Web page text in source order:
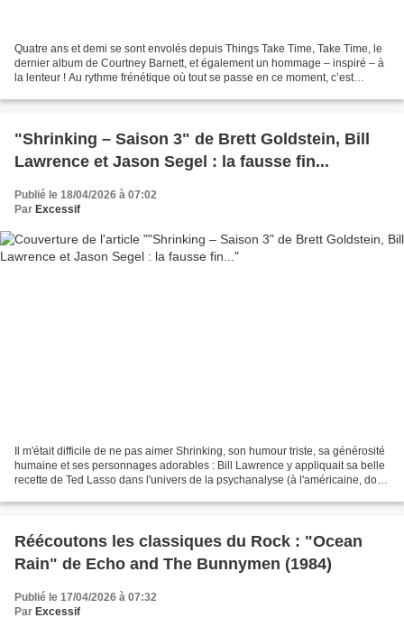
Quatre ans et demi se sont envolés depuis Things Take Time, Take Time, le
dernier album de Courtney Barnett, et également un hommage – inspiré – à
la lenteur ! Au rythme frénétique où tout se passe en ce moment, c’est
"Shrinking – Saison 3" de Brett Goldstein, Bill
Lawrence et Jason Segel : la fausse fin...
Publié le 18/04/2026 à 07:02
Par Excessif
Il m'était difficile de ne pas aimer Shrinking, son humour triste, sa générosité
humaine et ses personnages adorables : Bill Lawrence y appliquait sa belle
recette de Ted Lasso dans l'univers de la psychanalyse (à l'américaine, donc
Réécoutons les classiques du Rock : "Ocean
Rain" de Echo and The Bunnymen (1984)
Publié le 17/04/2026 à 07:32
Par Excessif